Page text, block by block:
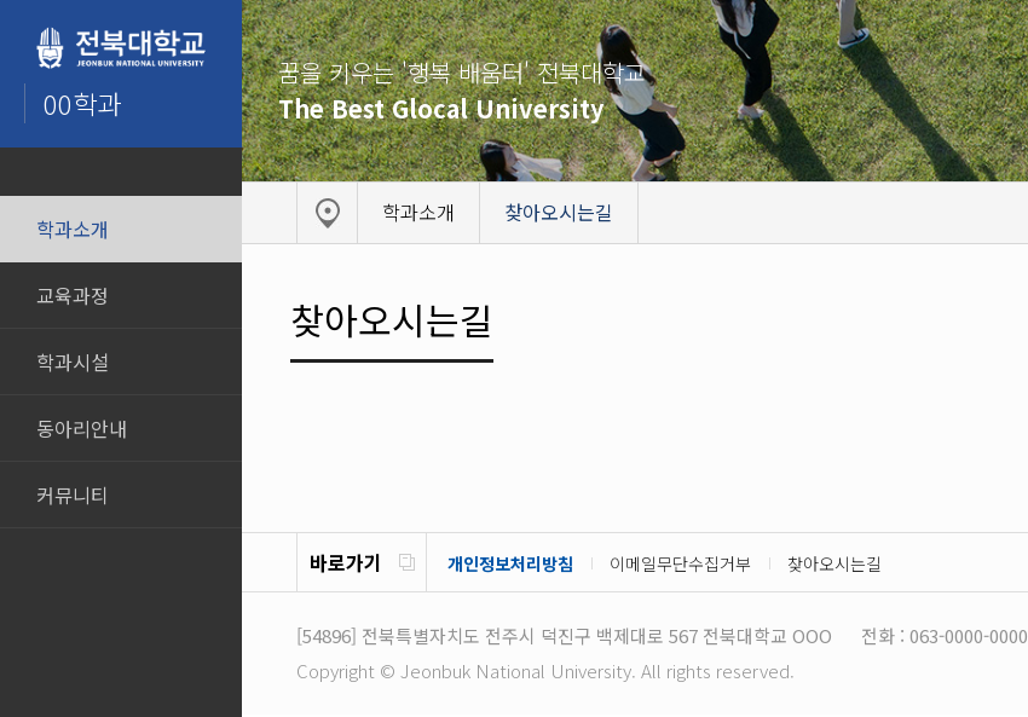
00학과
학과소개
교육과정
학과시설
동아리안내
커뮤니티
꿈을 키우는 '행복 배움터' 전북대학교
The Best Glocal University
학과소개 찾아오시는길
찾아오시는길
바로가기 개인정보처리방침 이메일무단수집거부 찾아오시는길
[54896] 전북특별자치도 전주시 덕진구 백제대로 567 전북대학교 OOO 전화 : 063-0000-0000
Copyright © Jeonbuk National University. All rights reserved.